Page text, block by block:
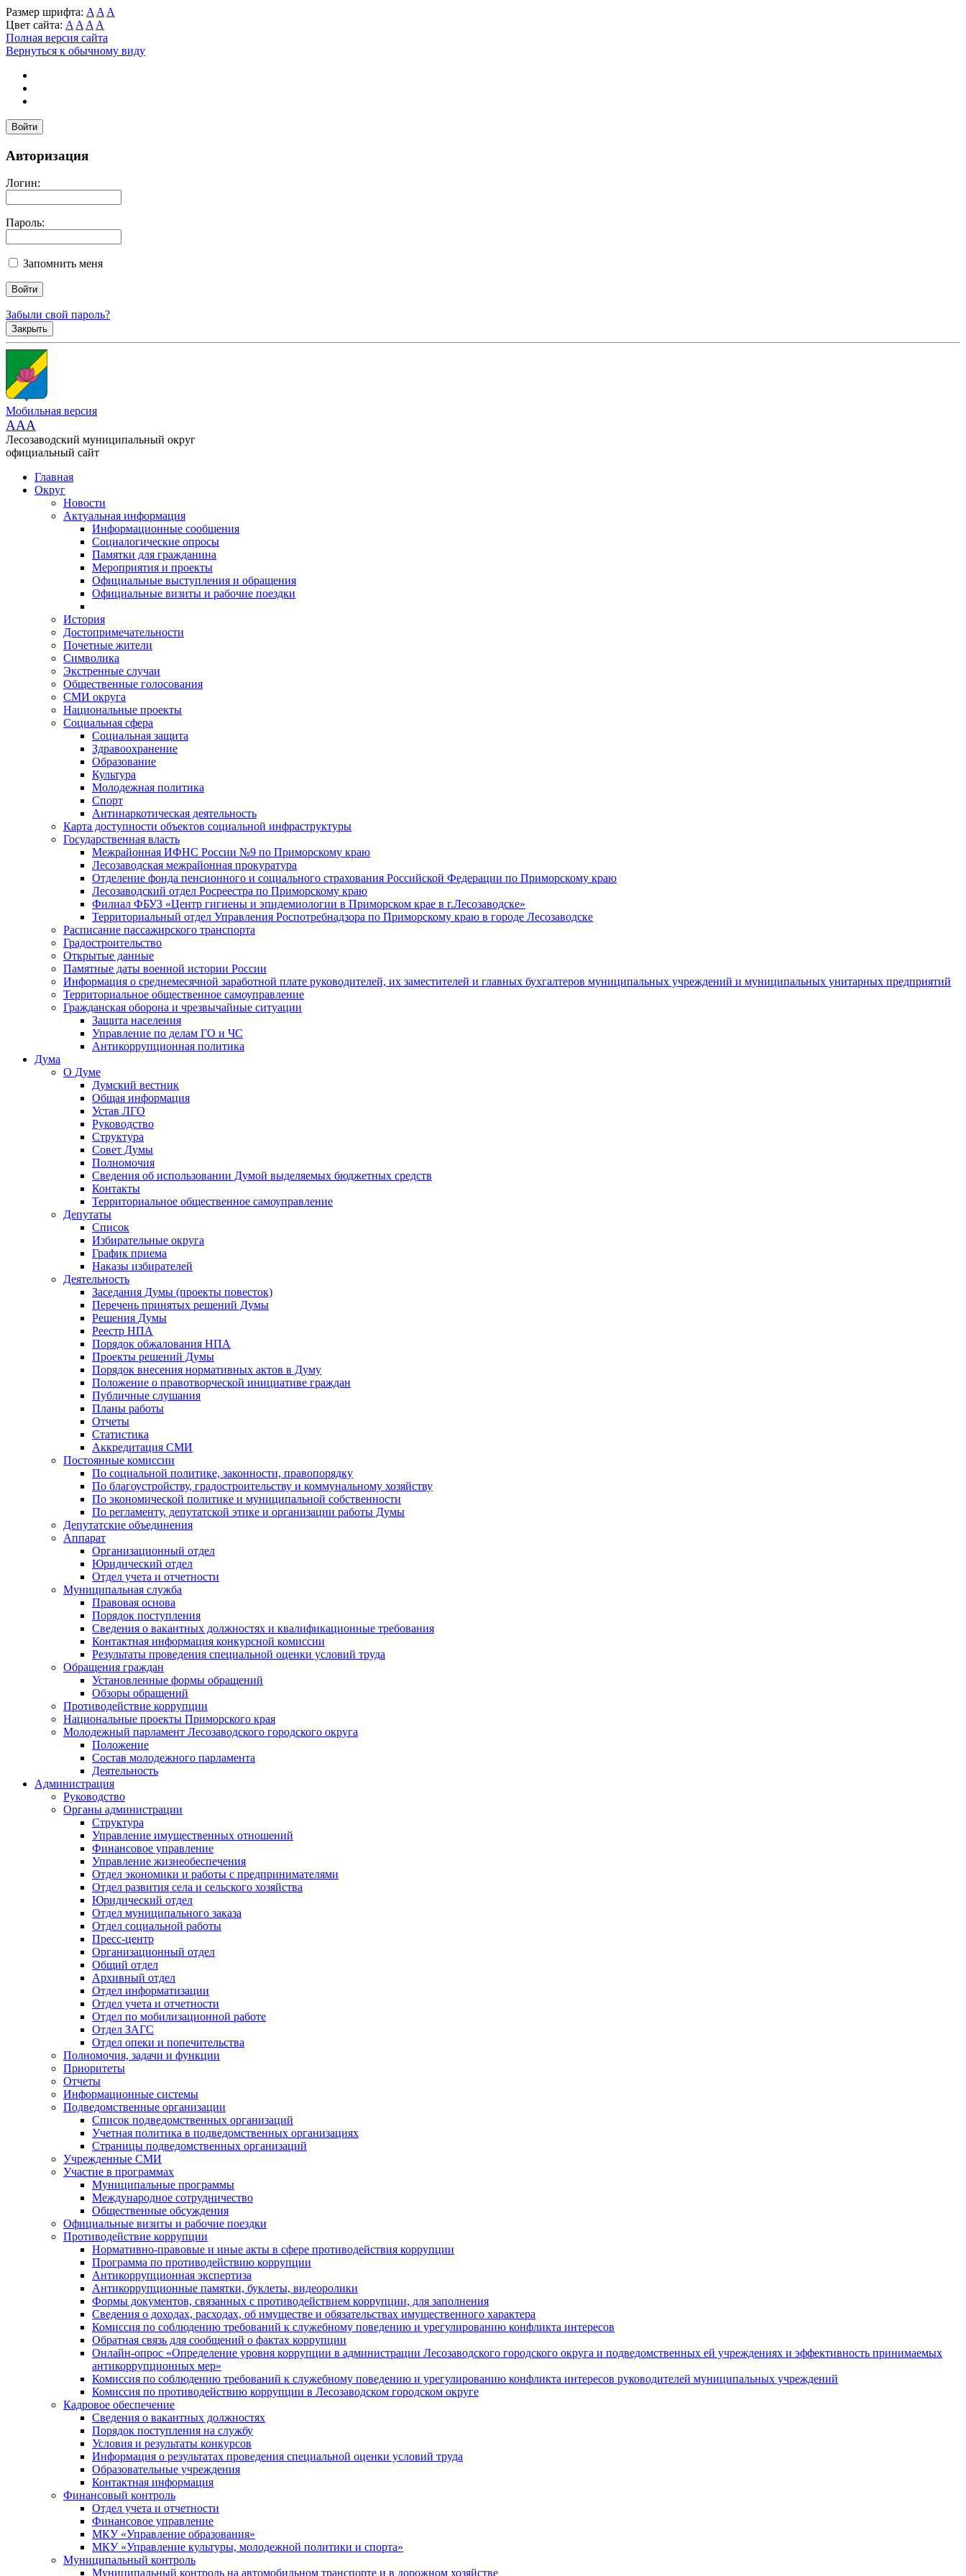
Размер шрифта: A A A
Цвет сайта: A A A A
Полная версия сайта
Вернуться к обычному виду
Войти
Авторизация
Логин:
Пароль:
Запомнить меня
Забыли свой пароль?
Закрыть
Мобильная версия
AAA
Лесозаводский муниципальный округ
официальный сайт
Главная
Округ
Новости
Актуальная информация
Информационные сообщения
Социалогические опросы
Памятки для гражданина
Мероприятия и проекты
Официальные выступления и обращения
Официальные визиты и рабочие поездки
История
Достопримечательности
Почетные жители
Символика
Экстренные случаи
Общественные голосования
СМИ округа
Национальные проекты
Социальная сфера
Социальная защита
Здравоохранение
Образование
Культура
Молодежная политика
Спорт
Антинаркотическая деятельность
Карта доступности объектов социальной инфраструктуры
Государственная власть
Межрайонная ИФНС России №9 по Приморскому краю
Лесозаводская межрайонная прокуратура
Отделение фонда пенсионного и социального страхования Российской Федерации по Приморскому краю
Лесозаводский отдел Росреестра по Приморскому краю
Филиал ФБУЗ «Центр гигиены и эпидемиологии в Приморском крае в г.Лесозаводске»
Территориальный отдел Управления Роспотребнадзора по Приморскому краю в городе Лесозаводске
Расписание пассажирского транспорта
Градостроительство
Открытые данные
Памятные даты военной истории России
Информация о среднемесячной заработной плате руководителей, их заместителей и главных бухгалтеров муниципальных учреждений и муниципальных унитарных предприятий
Территориальное общественное самоуправление
Гражданская оборона и чрезвычайные ситуации
Защита населения
Управление по делам ГО и ЧС
Антикоррупционная политика
Дума
О Думе
Думский вестник
Общая информация
Устав ЛГО
Руководство
Структура
Совет Думы
Полномочия
Сведения об использовании Думой выделяемых бюджетных средств
Контакты
Территориальное общественное самоуправление
Депутаты
Список
Избирательные округа
График приема
Наказы избирателей
Деятельность
Заседания Думы (проекты повесток)
Перечень принятых решений Думы
Решения Думы
Реестр НПА
Порядок обжалования НПА
Проекты решений Думы
Порядок внесения нормативных актов в Думу
Положение о правотворческой инициативе граждан
Публичные слушания
Планы работы
Отчеты
Статистика
Аккредитация СМИ
Постоянные комиссии
По социальной политике, законности, правопорядку
По благоустройству, градостроительству и коммунальному хозяйству
По экономической политике и муниципальной собственности
По регламенту, депутатской этике и организации работы Думы
Депутатские объединения
Аппарат
Организационный отдел
Юридический отдел
Отдел учета и отчетности
Муниципальная служба
Правовая основа
Порядок поступления
Сведения о вакантных должностях и квалификационные требования
Контактная информация конкурсной комиссии
Результаты проведения специальной оценки условий труда
Обращения граждан
Установленные формы обращений
Обзоры обращений
Противодействие коррупции
Национальные проекты Приморского края
Молодежный парламент Лесозаводского городского округа
Положение
Состав молодежного парламента
Деятельность
Администрация
Руководство
Органы администрации
Структура
Управление имущественных отношений
Финансовое управление
Управление жизнеобеспечения
Отдел экономики и работы с предпринимателями
Отдел развития села и сельского хозяйства
Юридический отдел
Отдел муниципального заказа
Отдел социальной работы
Пресс-центр
Организационный отдел
Общий отдел
Архивный отдел
Отдел информатизации
Отдел учета и отчетности
Отдел по мобилизационной работе
Отдел ЗАГС
Отдел опеки и попечительства
Полномочия, задачи и функции
Приоритеты
Отчеты
Информационные системы
Подведомственные организации
Список подведомственных организаций
Учетная политика в подведомственных организациях
Страницы подведомственных организаций
Учрежденные СМИ
Участие в программах
Муниципальные программы
Международное сотрудничество
Общественные обсуждения
Официальные визиты и рабочие поездки
Противодействие коррупции
Нормативно-правовые и иные акты в сфере противодействия коррупции
Программа по противодействию коррупции
Антикоррупционная экспертиза
Антикоррупционные памятки, буклеты, видеоролики
Формы документов, связанных с противодействием коррупции, для заполнения
Сведения о доходах, расходах, об имуществе и обязательствах имущественного характера
Комиссия по соблюдению требований к служебному поведению и урегулированию конфликта интересов
Обратная связь для сообщений о фактах коррупции
Онлайн-опрос «Определение уровня коррупции в администрации Лесозаводского городского округа и подведомственных ей учреждениях и эффективность принимаемых
антикоррупционных мер»
Комиссия по соблюдению требований к служебному поведению и урегулированию конфликта интересов руководителей муниципальных учреждений
Комиссия по противодействию коррупции в Лесозаводском городском округе
Кадровое обеспечение
Сведения о вакантных должностях
Порядок поступления на службу
Условия и результаты конкурсов
Информация о результатах проведения специальной оценки условий труда
Образовательные учреждения
Контактная информация
Финансовый контроль
Отдел учета и отчетности
Финансовое управление
МКУ «Управление образования»
МКУ «Управление культуры, молодежной политики и спорта»
Муниципальный контроль
Муниципальный контроль на автомобильном транспорте и в дорожном хозяйстве